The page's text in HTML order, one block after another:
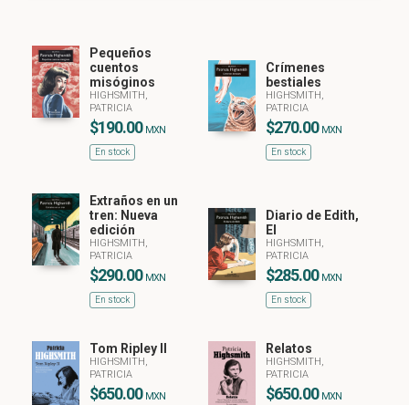
Pequeños
cuentos
misóginos
HIGHSMITH,
PATRICIA
$190.00 MXN
En stock
Crímenes
bestiales
HIGHSMITH,
PATRICIA
$270.00 MXN
En stock
Extraños en un
tren: Nueva
edición
HIGHSMITH,
PATRICIA
$290.00 MXN
En stock
Diario de Edith,
El
HIGHSMITH,
PATRICIA
$285.00 MXN
En stock
Tom Ripley II
HIGHSMITH,
PATRICIA
$650.00 MXN
Relatos
HIGHSMITH,
PATRICIA
$650.00 MXN